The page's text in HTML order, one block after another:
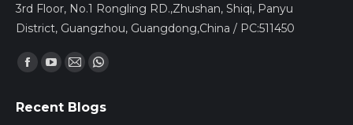
3rd Floor, No.1 Rongling RD.,Zhushan, Shiqi, Panyu
District, Guangzhou, Guangdong,China / PC:511450
Trouvez nous sur :
Facebook
opens
YouTube
opens
Mail
opens
Whatsapp
opens
Recent Blogs